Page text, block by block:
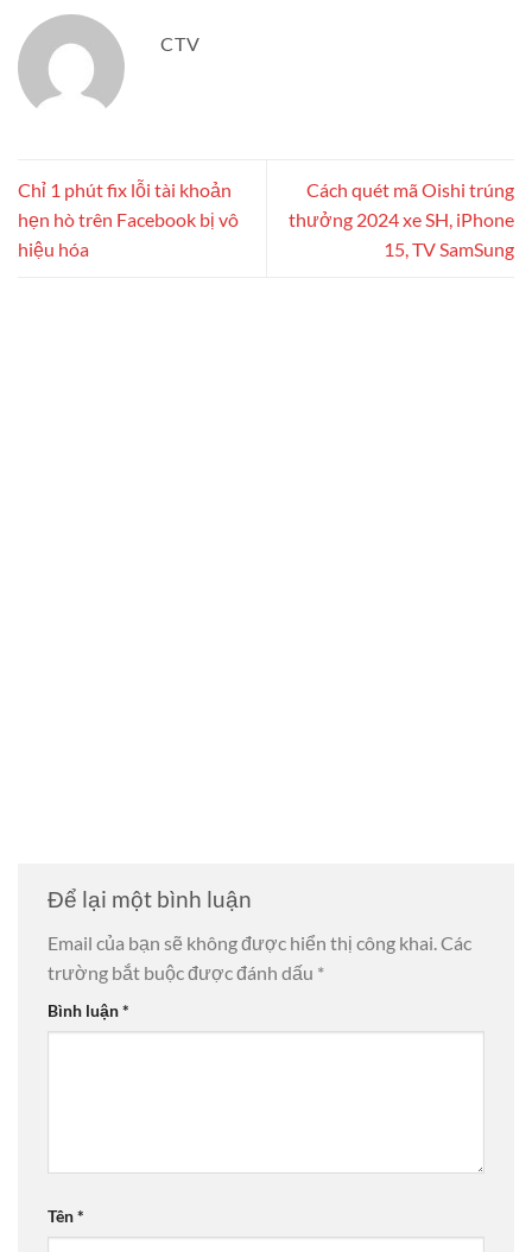
CTV
Chỉ 1 phút fix lỗi tài khoản
hẹn hò trên Facebook bị vô
hiệu hóa
Cách quét mã Oishi trúng
thưởng 2024 xe SH, iPhone
15, TV SamSung
Để lại một bình luận
Email của bạn sẽ không được hiển thị công khai.Các
trường bắt buộc được đánh dấu *
Bình luận*
Tên*